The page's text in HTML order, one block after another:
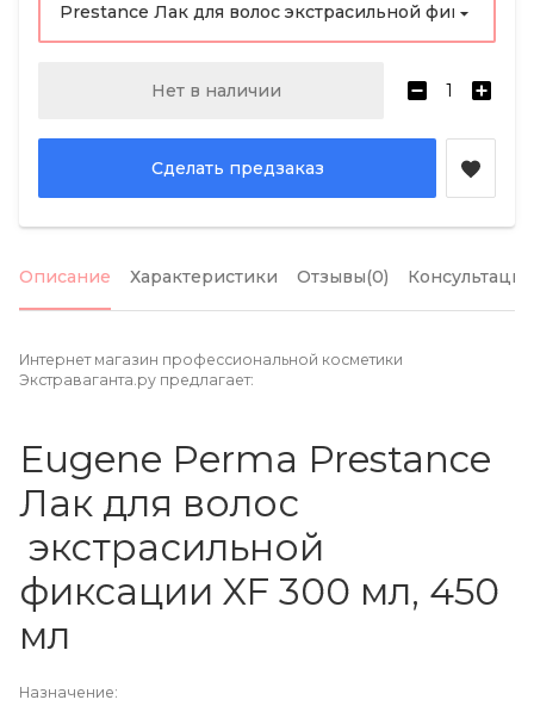
Prestance Лак для волос экстрасильной
Нет в наличии
Сделать предзаказ
Описание Характеристики Отзывы(0) Консультация
Интернет магазин профессиональной косметики
Экстраваганта.ру предлагает:
Eugene Perma Prestance
Лак для волос
экстрасильной
фиксации XF 300 мл, 450
мл
Назначение: